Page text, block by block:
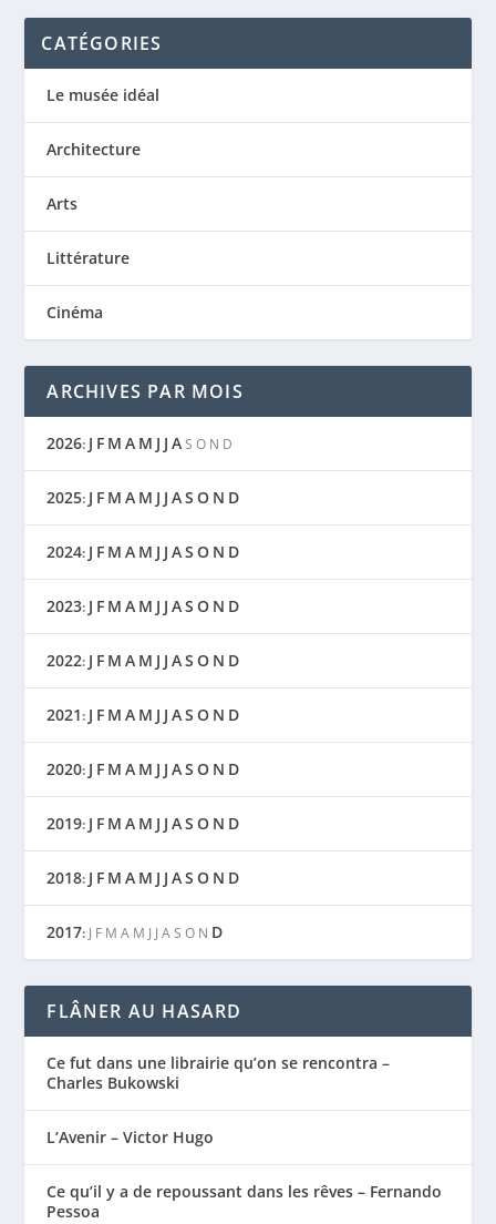
CATÉGORIES
Le musée idéal
Architecture
Arts
Littérature
Cinéma
ARCHIVES PAR MOIS
2026: J F M A M J J A S O N D
2025: J F M A M J J AS O N D
2024: J F M A M J J AS O N D
2023: J F M A M J J AS O N D
2022: J F M A M J J AS O N D
2021: J F M A M J J AS O N D
2020: J F M A M J J AS O N D
2019: J F M A M J J AS O N D
2018: J F M A M J J AS O N D
2017: J F M A M J J A S O N D
FLÂNER AU HASARD
Ce fut dans une librairie qu’on se rencontra –
Charles Bukowski
L’Avenir – Victor Hugo
Ce qu’il y a de repoussant dans les rêves – Fernando
Pessoa